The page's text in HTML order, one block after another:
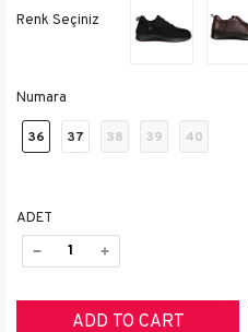
Numara
36 37 38 39 40
ADET